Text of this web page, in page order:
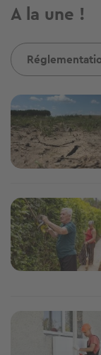
A la une !
Image
Image